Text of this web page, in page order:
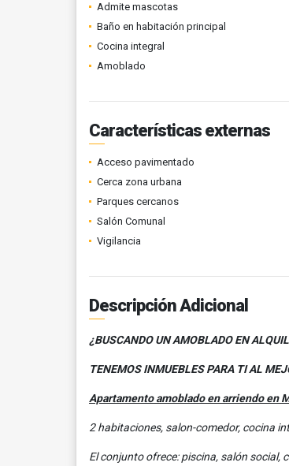
Admite mascotas
Baño en habitación principal
Cocina integral
Amoblado
Características externas
Acceso pavimentado
Cerca zona urbana
Parques cercanos
Salón Comunal
Vigilancia
Descripción Adicional
¿BUSCANDO UN AMOBLADO EN
TENEMOS INMUEBLES PARA TI AL
Apartamento amoblado en arriendo en
2 habitaciones, salon-comedor, cocina
El conjunto ofrece: piscina, salón social,